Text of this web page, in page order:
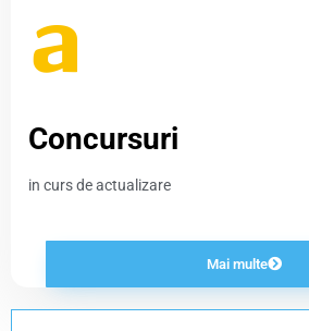
Concursuri
in curs de actualizare
Mai multe